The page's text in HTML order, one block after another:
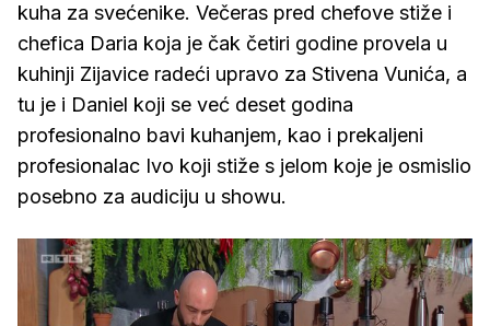
kuha za svećenike. Večeras pred chefove stiže i
chefica Daria koja je čak četiri godine provela u
kuhinji Zijavice radeći upravo za Stivena Vunića, a
tu je i Daniel koji se već deset godina
profesionalno bavi kuhanjem, kao i prekaljeni
profesionalac Ivo koji stiže s jelom koje je osmislio
posebno za audiciju u showu.